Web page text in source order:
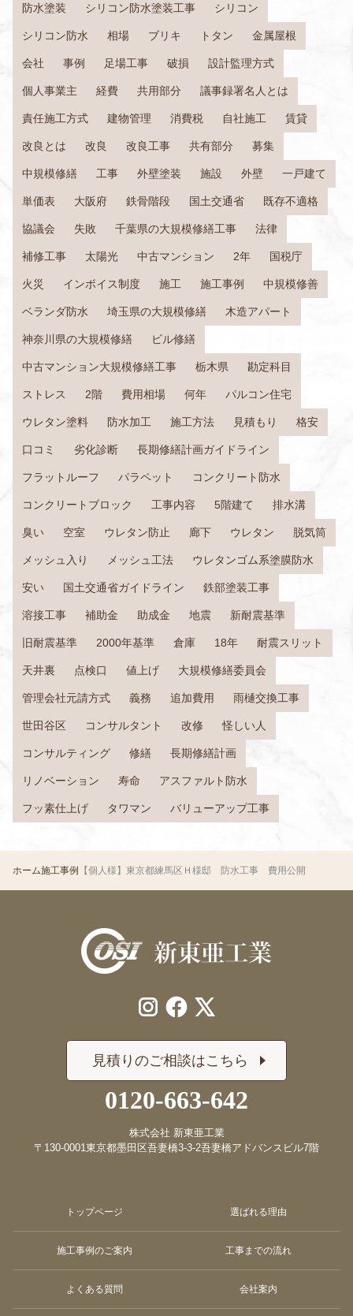
防水塗装 シリコン防水塗装工事 シリコン
シリコン防水 相場 ブリキ トタン 金属屋根
会社 事例 足場工事 破損 設計監理方式
個人事業主 経費 共用部分 議事録署名人とは
責任施工方式 建物管理 消費税 自社施工 賃貸
改良とは 改良 改良工事 共有部分 募集
中規模修繕 工事 外壁塗装 施設 外壁 一戸建て
単価表 大阪府 鉄骨階段 国土交通省 既存不適格
協議会 失敗 千葉県の大規模修繕工事 法律
補修工事 太陽光 中古マンション 2年 国税庁
火災 インボイス制度 施工 施工事例 中規模修善
ベランダ防水 埼玉県の大規模修繕 木造アパート
神奈川県の大規模修繕 ビル修繕
中古マンション大規模修繕工事 栃木県 勘定科目
ストレス 2階 費用相場 何年 パルコン住宅
ウレタン塗料 防水加工 施工方法 見積もり 格安
口コミ 劣化診断 長期修繕計画ガイドライン
フラットルーフ パラペット コンクリート防水
コンクリートブロック 工事内容 5階建て 排水溝
臭い 空室 ウレタン防止 廊下 ウレタン 脱気筒
メッシュ入り メッシュ工法 ウレタンゴム系塗膜防水
安い 国土交通省ガイドライン 鉄部塗装工事
溶接工事 補助金 助成金 地震 新耐震基準
旧耐震基準 2000年基準 倉庫 18年 耐震スリット
天井裏 点検口 値上げ 大規模修繕委員会
管理会社元請方式 義務 追加費用 雨樋交換工事
世田谷区 コンサルタント 改修 怪しい人
コンサルティング 修繕 長期修繕計画
リノベーション 寿命 アスファルト防水
フッ素仕上げ タワマン バリューアップ工事
ホーム施工事例 【個人様】東京都練馬区Ｈ様邸 防水工事 費用公開
見積りのご相談はこちら
0120-663-642
株式会社 新東亜工業
〒130-0001 東京都墨田区吾妻橋3-3-2吾妻橋アドバンスビル7階
トップページ 選ばれる理由
施工事例のご案内 工事までの流れ
よくある質問 会社案内